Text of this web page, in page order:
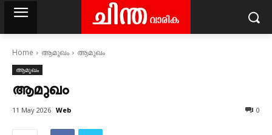
Home ആമുഖം ആമുഖം
ആമുഖം
ആമുഖം
11 May 2026 Web 0